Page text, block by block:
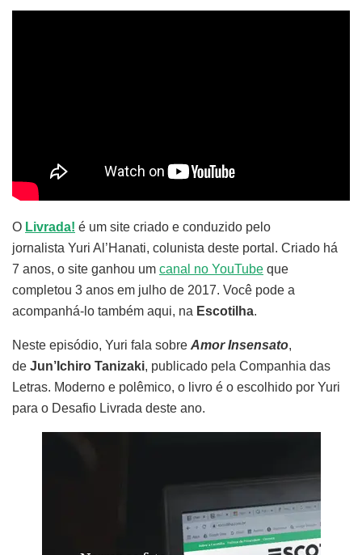
O Livrada! é um site criado e conduzido pelo
jornalista Yuri Al’Hanati, colunista deste portal. Criado há
7 anos, o site ganhou um canal no YouTube que
completou 3 anos em julho de 2017. Você pode a
acompanhá-lo também aqui, na Escotilha.
Neste episódio, Yuri fala sobre Amor Insensato,
de Jun’Ichiro Tanizaki, publicado pela Companhia das
Letras. Moderno e polêmico, o livro é o escolhido por Yuri
para o Desafio Livrada deste ano.